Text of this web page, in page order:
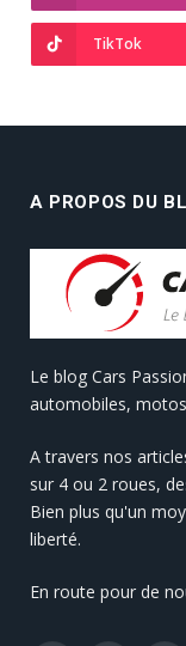
TikTok
A PROPOS DU
Le blog Cars
automobiles,
A travers nos
sur 4 ou 2 roues,
Bien plus qu'un
liberté.
En route pour de